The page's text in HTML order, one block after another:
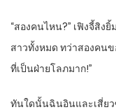
“สองคนไหน?” เฟิงจี้สิง
สาวทั้งหมด ทว่าสองคน
ที่เป็นฝ่ายโลภมาก!”
ทันใดนั้นฉินอินและเสี่ย